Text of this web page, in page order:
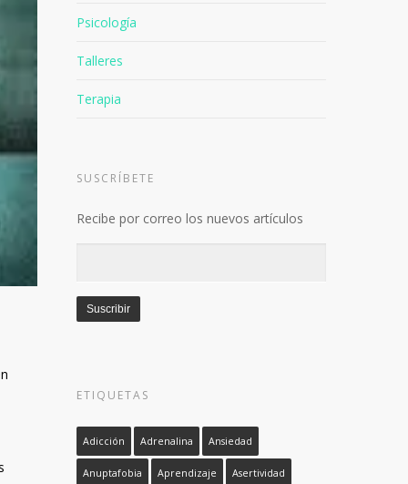
Otros
Psicología
Talleres
SUSCRÍBETE
de
ETIQUETAS
Adicción Adrenalina Ansiedad